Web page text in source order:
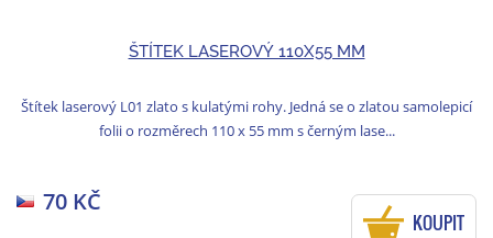
ŠTÍTEK LASEROVÝ 110X55 MM
Štítek laserový L01 zlato s kulatými rohy. Jedná se o zlatou samolepicí
folii o rozměrech 110 x 55 mm s černým lase...
70 KČ
KOUPIT